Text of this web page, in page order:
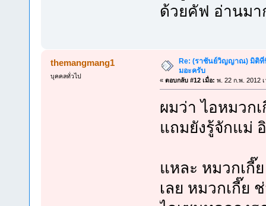
ด้วยคัฟ อ่านมา
themangmang1
บุคคลทั่วไป
Re: (ราชันย์วิญญาณ) มิติที่
มอะครับ
« ตอบกลับ #12 เมื่อ: พ. 22 ก.พ. 2012
ผมว่า ไอหมวก
แถมยังรู้จักแม่
แหละ หมวกเกี๊
เลย หมวกเกี๊ย